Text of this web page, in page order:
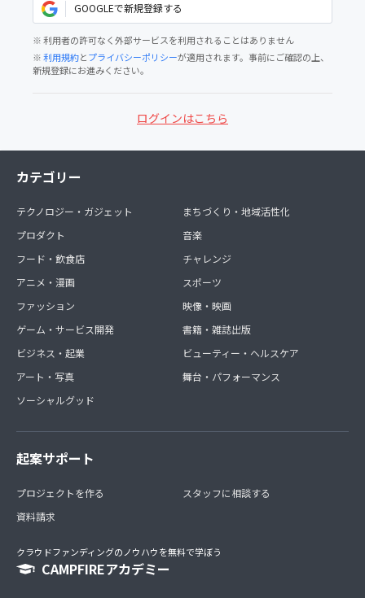
GOOGLEで新規登録する
※ 利用者の許可なく外部サービスを利用されることはありません
※利用規約とプライバシーポリシーが適用されます。事前にご確認の上、
新規登録にお進みください。
ログインはこちら
カテゴリー
テクノロジー・ガジェット
プロダクト
フード・飲食店
アニメ・漫画
ファッション
ゲーム・サービス開発
ビジネス・起業
アート・写真
ソーシャルグッド
まちづくり・地域活性化
音楽
チャレンジ
スポーツ
映像・映画
書籍・雑誌出版
ビューティー・ヘルスケア
舞台・パフォーマンス
起案サポート
プロジェクトを作る
資料請求
スタッフに相談する
クラウドファンディングのノウハウを無料で学ぼう
CAMPFIREアカデミー